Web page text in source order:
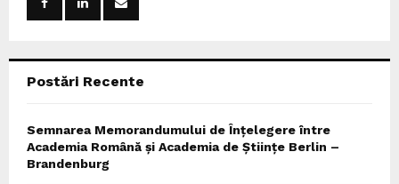
Postări Recente
Semnarea Memorandumului de Înțelegere între
Academia Română și Academia de Științe Berlin –
Brandenburg